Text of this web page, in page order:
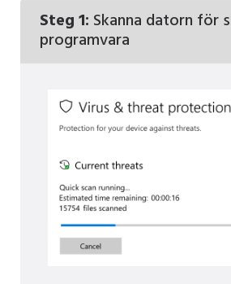
Steg 1: Skanna datorn för
programvara